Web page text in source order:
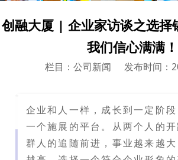
创融大厦 | 企业家访谈之选择
我们信心满满！
栏目：公司新闻 发布时间：
企业和人一样，成长到一定阶
一个施展的平台。从两个人的
群人的追随前进，事业越来越